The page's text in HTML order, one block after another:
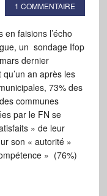
1 COMMENTAIRE
en faisions l’écho
un sondage Ifop
dernier
qu’un an après les
73% des
communes
par le FN se
» de leur
son « autorité »
» (76%)